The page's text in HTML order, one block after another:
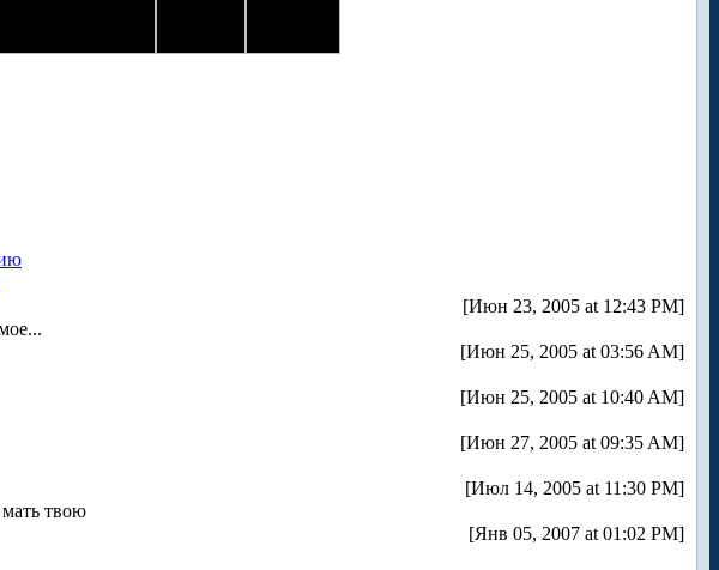
[Июн 23, 2005 at 12:43 PM]
[Июн 25, 2005 at 03:56 AM]
[Июн 25, 2005 at 10:40 AM]
[Июн 27, 2005 at 09:35 AM]
[Июл 14, 2005 at 11:30 PM]
твою
[Янв 05, 2007 at 01:02 PM]